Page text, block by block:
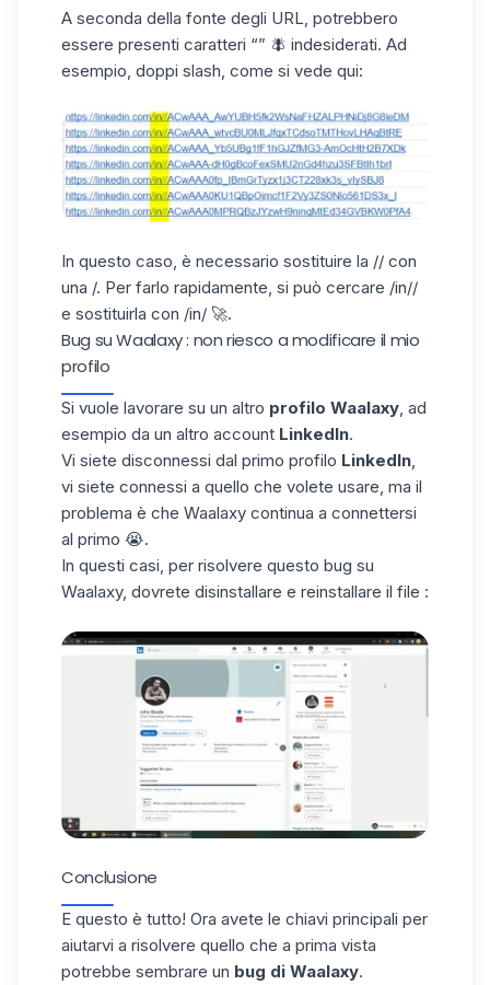
A seconda della fonte degli URL, potrebbero
essere presenti caratteri “” 🪰 indesiderati. Ad
esempio, doppi slash, come si vede qui:
In questo caso, è necessario sostituire la // con
una /. Per farlo rapidamente, si può cercare /in//
e sostituirla con /in/ 🚀.
Bug su Waalaxy : non riesco a modificare il mio
profilo
Si vuole lavorare su un altro profilo Waalaxy , ad
esempio da un altro account LinkedIn.
Vi siete disconnessi dal primo profilo LinkedIn
vi siete connessi a quello che volete usare, ma il
problema è che Waalaxy continua a connettersi
al primo 😭.
In questi casi, per risolvere questo bug su
Waalaxy, dovrete disinstallare e reinstallare il file :
Conclusione
E questo è tutto! Ora avete le chiavi principali per
aiutarvi a risolvere quello che a prima vista
potrebbe sembrare un bug di Waalaxy.